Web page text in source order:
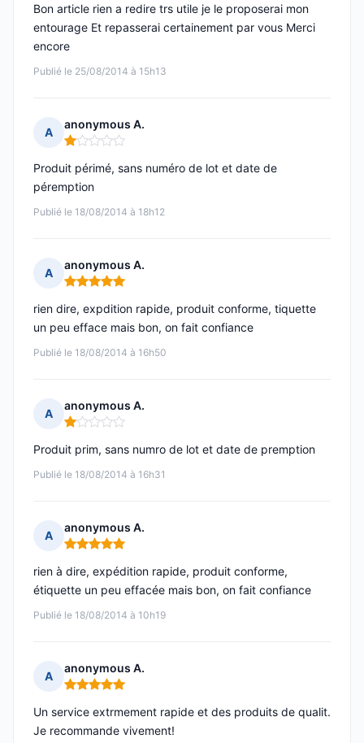
Publié le 25/08/2014 à 15h13
Bon article rien a redire trs utile je le proposerai mon
entourage Et repasserai certainement par vous Merci
encore
A
anonymous A.
Note : 1 sur 5
Publié le 18/08/2014 à 18h12
Produit périmé, sans numéro de lot et date de
péremption
A
anonymous A.
Note : 5 sur 5
Publié le 18/08/2014 à 16h50
rien dire, expdition rapide, produit conforme, tiquette
un peu efface mais bon, on fait confiance
A
anonymous A.
Note : 1 sur 5
Publié le 18/08/2014 à 16h31
Produit prim, sans numro de lot et date de premption
A
anonymous A.
Note : 5 sur 5
Publié le 18/08/2014 à 10h19
rien à dire, expédition rapide, produit conforme,
étiquette un peu effacée mais bon, on fait confiance
A
anonymous A.
Note : 5 sur 5
Un service extrmement rapide et des produits de qualit.
Je recommande vivement!